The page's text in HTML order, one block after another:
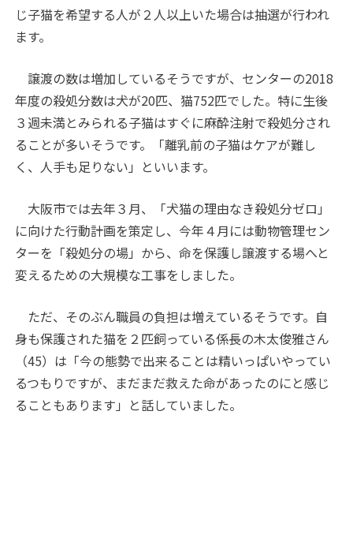
じ子猫を希望する人が２人以上いた場合は抽選が行われ
ます。
譲渡の数は増加しているそうですが、センターの2018
年度の殺処分数は犬が20匹、猫752匹でした。特に生後
３週未満とみられる子猫はすぐに麻酔注射で殺処分され
ることが多いそうです。「離乳前の子猫はケアが難し
く、人手も足りない」といいます。
大阪市では去年３月、「犬猫の理由なき殺処分ゼロ」
に向けた行動計画を策定し、今年４月には動物管理セン
ターを「殺処分の場」から、命を保護し譲渡する場へと
変えるための大規模な工事をしました。
ただ、そのぶん職員の負担は増えているそうです。自
身も保護された猫を２匹飼っている係長の木太俊雅さん
（45）は「今の態勢で出来ることは精いっぱいやってい
るつもりですが、まだまだ救えた命があったのにと感じ
ることもあります」と話していました。